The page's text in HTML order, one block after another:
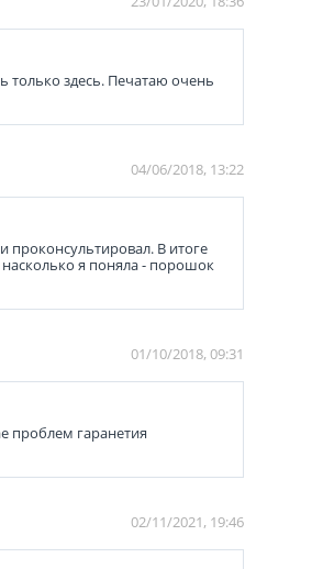
только здесь. Печатаю очень
04/06/2018, 13:22
В итоге
я поняла - порошок
01/10/2018, 09:31
проблем гаранетия
02/11/2021, 19:46